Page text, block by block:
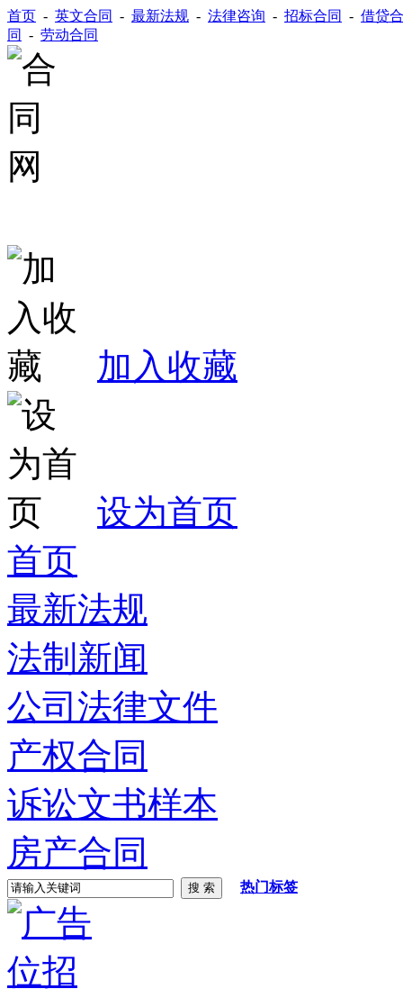
首页 - 英文合同 - 最新法规 - 法律咨询 - 招标合同 - 借贷
同
- 劳动合同
加入收藏
设为首页
首页
最新法规
法制新闻
公司法律文件
产权合同
诉讼文书样本
房产合同
热门标签